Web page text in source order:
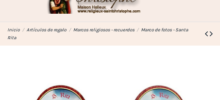
Inicio Artículos de regalo Marcos religiosos - recuerdos
Marco de fotos - Santa
Rita